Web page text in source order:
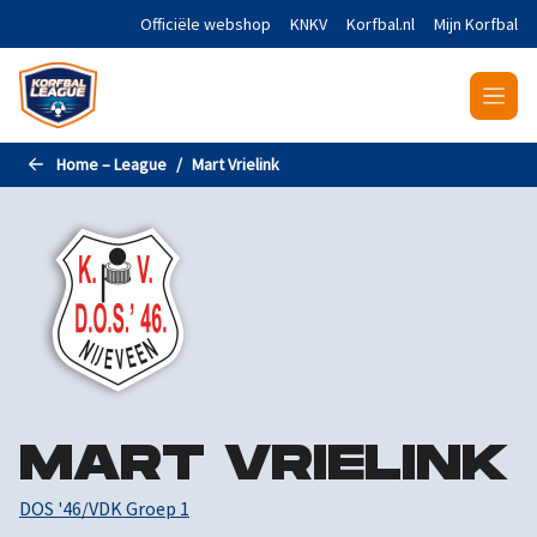
Naar de hoofdinhoud gaanOfficiële webshop KNKV Korfbal.nl Mijn Korfbal
Home – League Mart Vrielink
MART VRIELINK
DOS '46/VDK Groep 1